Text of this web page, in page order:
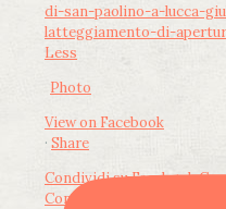
di-san-paolino-a-lucca-
latteggiamento-di-
Less
Photo
View on Facebook
· Share
Condividi su Facebook
Condividi su LinkedIn